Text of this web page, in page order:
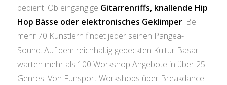
bedient. Ob eingängige Gitarrenriffs, knallende Hip
Hop Bässe oder elektronisches Geklimper. Bei
mehr 70 Künstlern findet jeder seinen Pangea-
Sound. Auf dem reichhaltig gedeckten Kultur Basar
warten mehr als 100 Workshop Angebote in über 25
Genres. Von Funsport Workshops über Breakdance